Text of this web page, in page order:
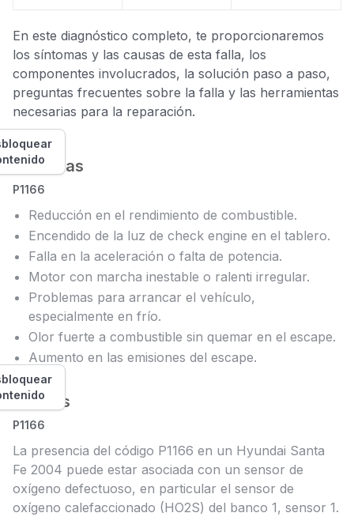
En este diagnóstico completo, te proporcionaremos
los síntomas y las causas de esta falla, los
componentes involucrados, la solución paso a paso,
preguntas frecuentes sobre la falla y las herramientas
necesarias para la reparación.
Síntomas
P1166
Reducción en el rendimiento de combustible.
Encendido de la luz de check engine en el tablero.
Falla en la aceleración o falta de potencia.
Motor con marcha inestable o ralenti irregular.
Problemas para arrancar el vehículo,
especialmente en frío.
Olor fuerte a combustible sin quemar en el escape.
Aumento en las emisiones del escape.
Causas
P1166
La presencia del código P1166 en un Hyundai Santa
Fe 2004 puede estar asociada con un sensor de
oxígeno defectuoso, en particular el sensor de
oxígeno calefaccionado (HO2S) del banco 1, sensor 1.